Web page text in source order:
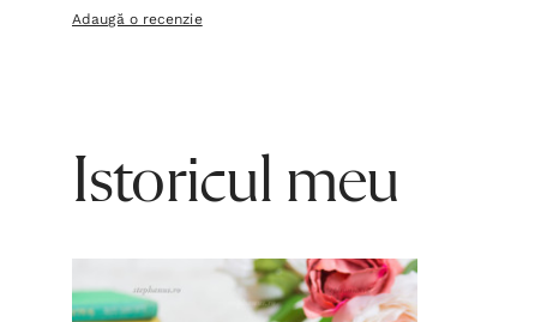
Adaugă o recenzie
Istoricul meu